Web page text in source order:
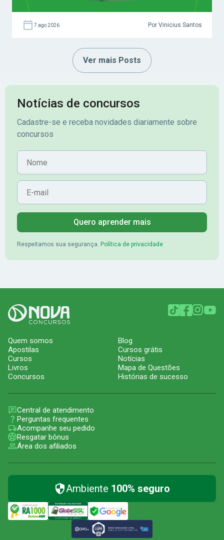
7 ago 2026 Por Vinicius Santos
Ver mais Posts
Notícias de concursos
Cadastre-se e receba novidades diariamente sobre
concursos
Nome
E-mail
Quero aprender mais
Respeitamos sua segurança. Política de privacidade
Quem somos
Apostilas
Cursos
Livros
Concursos
Blog
Cursos grátis
Notícias
Mapa de Questões
Histórias de sucesso
Central de atendimento
Perguntas frequentes
Acompanhe seu pedido
Resgatar bônus
Área dos afiliados
Ambiente 100% seguro